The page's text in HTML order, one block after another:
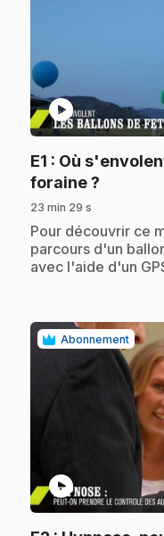
play_circle
E1 : Où
foraine ?
23 min 29 s
.Pour découvrir ce
parcours d'un
avec l'aide d'un
Abonnement
play_circle